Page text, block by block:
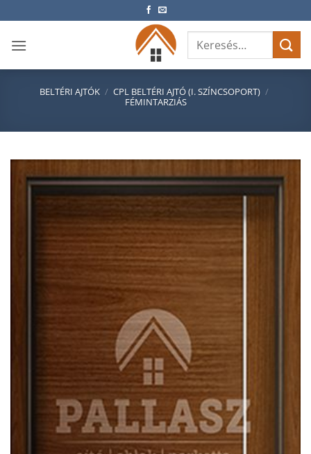
to
content
Keresés
következőre:
BELTÉRI AJTÓK / CPL BELTÉRI AJTÓ (I. SZÍNCSOPORT) /
FÉMINTARZIÁS